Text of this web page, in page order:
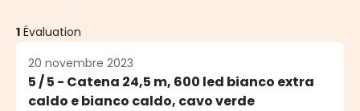
1 Évaluation
20 novembre 2023
5 / 5 - Catena 24,5 m, 600 led bianco extra
caldo e bianco caldo, cavo verde